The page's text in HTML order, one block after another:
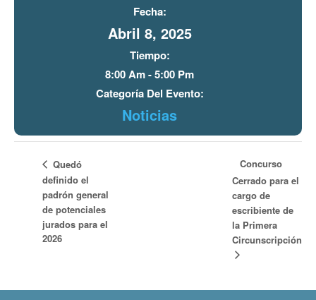
Fecha:
Abril 8, 2025
Tiempo:
8:00 Am - 5:00 Pm
Categoría Del Evento:
Noticias
Quedó
definido el
padrón general
de potenciales
jurados para el
2026
Concurso
Cerrado para el
cargo de
escribiente de
la Primera
Circunscripción